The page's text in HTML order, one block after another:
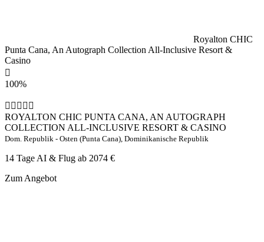
Royalton CHIC
Punta Cana, An Autograph Collection All-Inclusive Resort &
Casino
100%
ROYALTON CHIC PUNTA CANA, AN AUTOGRAPH
COLLECTION ALL-INCLUSIVE RESORT & CASINO
Dom. Republik - Osten (Punta Cana), Dominikanische Republik
14 Tage AI & Flug ab 2074 €
Zum Angebot